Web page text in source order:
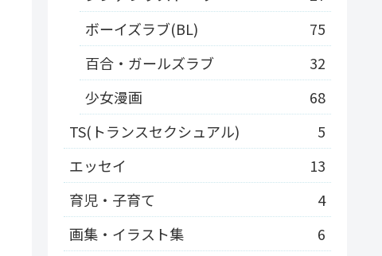
ボーイズラブ(BL)
75
百合・ガールズラブ
32
少女漫画
68
TS(トランスセクシュアル)
5
エッセイ
13
育児・子育て
4
画集・イラスト集
6